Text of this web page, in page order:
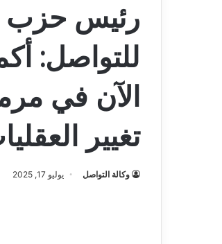
رئيس حزب
للتواصل:
الآن في
تغيير
وكالة التواصل يوليو 17, 2025